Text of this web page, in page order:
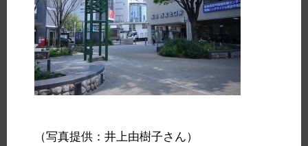
（写真提供：井上由樹子さん）